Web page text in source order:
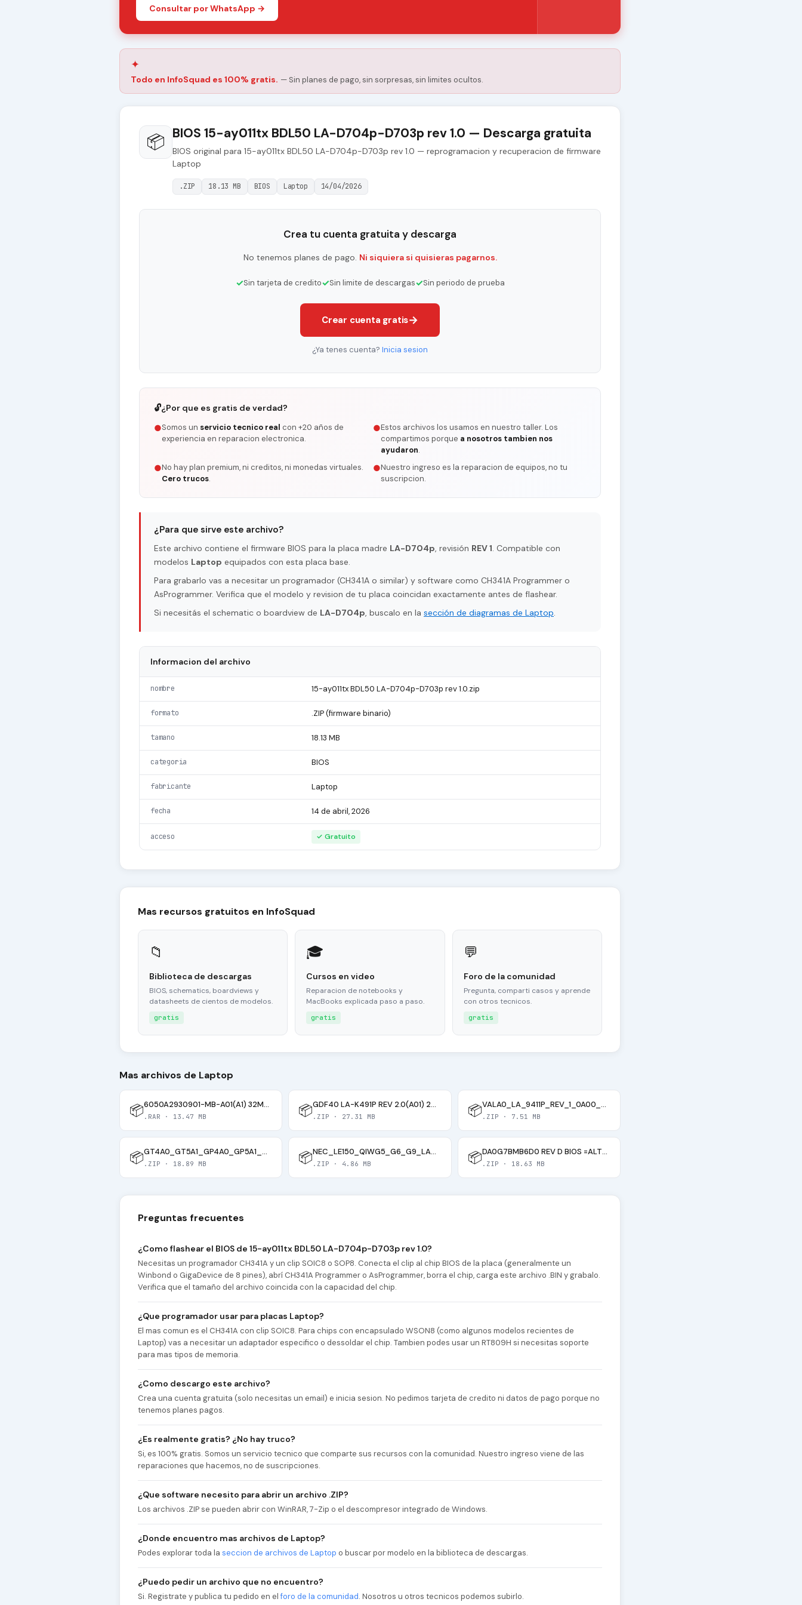
Consultar por WhatsApp →
✦
Todo en InfoSquad es 100% gratis. — Sin planes de pago, sin sorpresas, sin limites ocultos.
📦 BIOS 15-ay011tx BDL50 LA-D704p-D703p rev 1.0 — Descarga gratuita
BIOS original para 15-ay011tx BDL50 LA-D704p-D703p rev 1.0 — reprogramacion y recuperacion de firmware
Laptop
.ZIP 18.13 MB BIOS Laptop 14/04/2026
Crea tu cuenta gratuita y descarga
No tenemos planes de pago. Ni siquiera si quisieras pagarnos.
✓Sin tarjeta de credito✓Sin limite de descargas✓Sin periodo de prueba
Crear cuenta gratis→
¿Ya tenes cuenta? Inicia sesion
🔓¿Por que es gratis de verdad?
●Somos un servicio tecnico real con +20 años de
experiencia en reparacion electronica.
●Estos archivos los usamos en nuestro taller. Los
compartimos porque a nosotros tambien nos
ayudaron.
●No hay plan premium, ni creditos, ni monedas virtuales.
Cero trucos.
●Nuestro ingreso es la reparacion de equipos, no tu
suscripcion.
¿Para que sirve este archivo?
Este archivo contiene el firmware BIOS para la placa madre LA-D704p, revisión REV 1. Compatible con
modelos Laptop equipados con esta placa base.
Para grabarlo vas a necesitar un programador (CH341A o similar) y software como CH341A Programmer o
AsProgrammer. Verifica que el modelo y revision de tu placa coincidan exactamente antes de flashear.
Si necesitás el schematic o boardview de LA-D704p, buscalo en la sección de diagramas de Laptop.
Informacion del archivo
nombre 15-ay011tx BDL50 LA-D704p-D703p rev 1.0.zip
formato .ZIP (firmware binario)
tamano 18.13 MB
categoria BIOS
fabricante Laptop
fecha 14 de abril, 2026
acceso ✓ Gratuito
Mas recursos gratuitos en InfoSquad
📁
Biblioteca de descargas
BIOS, schematics, boardviews y
datasheets de cientos de modelos.
gratis
🎓
Cursos en video
Reparacion de notebooks y
MacBooks explicada paso a paso.
gratis
💬
Foro de la comunidad
Pregunta, comparti casos y aprende
con otros tecnicos.
gratis
Mas archivos de Laptop
📦 6050A2930901-MB-A01(A1) 32MB & 16MB BIOS
.RAR · 13.47 MB 📦 GDF40 LA-K491P REV 2.0(A01) 2020-11-16
.ZIP · 27.31 MB 📦 VALA0_LA_9411P_REV_1_0A00_2013_09_11_AMD_218_0842036_i7_4800MQ_4MB&
.ZIP · 7.51 MB
📦 GT4A0_GT5A1_GP4A0_GP5A1_GT4A2_NM_C931_REV_0_2_2019_11_25_WORKING
.ZIP · 18.89 MB 📦 NEC_LE150_QIWG5_G6_G9_LA_7982P_Rev_1_0_2012_01_17_WORKING_BIOS_100% =ALT= DUAL U5
.ZIP · 4.86 MB 📦 DA0G7BMB6D0 REV D BIOS =ALT= 084B9 084C0
.ZIP · 18.63 MB
Preguntas frecuentes
¿Como flashear el BIOS de 15-ay011tx BDL50 LA-D704p-D703p rev 1.0?
Necesitas un programador CH341A y un clip SOIC8 o SOP8. Conecta el clip al chip BIOS de la placa (generalmente un
Winbond o GigaDevice de 8 pines), abrí CH341A Programmer o AsProgrammer, borra el chip, carga este archivo .BIN y grabalo.
Verifica que el tamaño del archivo coincida con la capacidad del chip.
¿Que programador usar para placas Laptop?
El mas comun es el CH341A con clip SOIC8. Para chips con encapsulado WSON8 (como algunos modelos recientes de
Laptop) vas a necesitar un adaptador especifico o dessoldar el chip. Tambien podes usar un RT809H si necesitas soporte
para mas tipos de memoria.
¿Como descargo este archivo?
Crea una cuenta gratuita (solo necesitas un email) e inicia sesion. No pedimos tarjeta de credito ni datos de pago porque no
tenemos planes pagos.
¿Es realmente gratis? ¿No hay truco?
Si, es 100% gratis. Somos un servicio tecnico que comparte sus recursos con la comunidad. Nuestro ingreso viene de las
reparaciones que hacemos, no de suscripciones.
¿Que software necesito para abrir un archivo .ZIP?
Los archivos .ZIP se pueden abrir con WinRAR, 7-Zip o el descompresor integrado de Windows.
¿Donde encuentro mas archivos de Laptop?
Podes explorar toda la seccion de archivos de Laptop o buscar por modelo en la biblioteca de descargas.
¿Puedo pedir un archivo que no encuentro?
Si. Registrate y publica tu pedido en elforo de la comunidad. Nosotros u otros tecnicos podemos subirlo.